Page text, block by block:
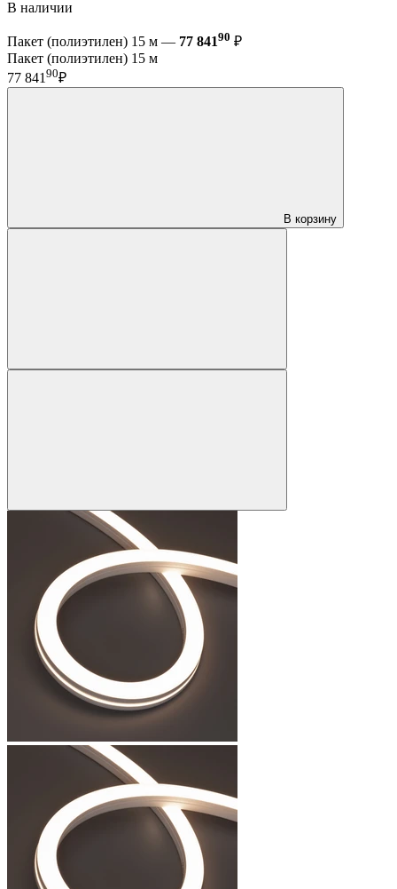
В наличии
Пакет (полиэтилен) 15 м — 77 84190 ₽
Пакет (полиэтилен) 15 м
77 84190₽
В корзину